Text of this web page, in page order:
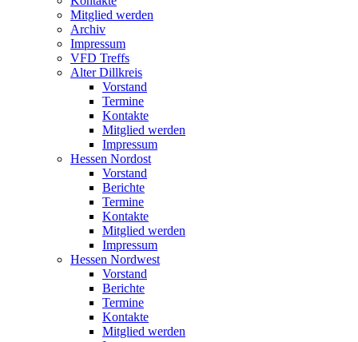
Mitglied werden
Archiv
Impressum
VFD Treffs
Alter Dillkreis
Vorstand
Termine
Kontakte
Mitglied werden
Impressum
Hessen Nordost
Vorstand
Berichte
Termine
Kontakte
Mitglied werden
Impressum
Hessen Nordwest
Vorstand
Berichte
Termine
Kontakte
Mitglied werden